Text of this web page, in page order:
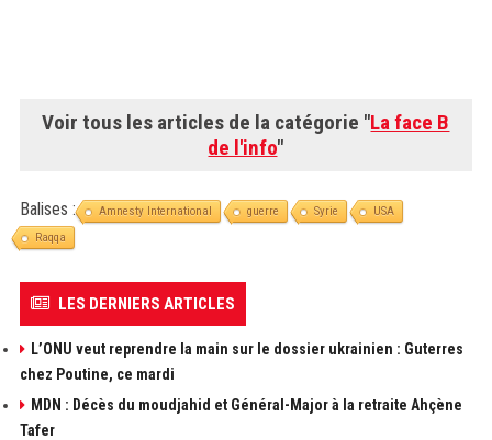
Voir tous les articles de la catégorie "La face B
de l'info"
Balises : Amnesty International guerre Syrie
USA
Raqqa
LES DERNIERS ARTICLES
L’ONU veut reprendre la main sur le dossier ukrainien : Guterres
chez Poutine, ce mardi
MDN : Décès du moudjahid et Général-Major à la retraite Ahçène
Tafer